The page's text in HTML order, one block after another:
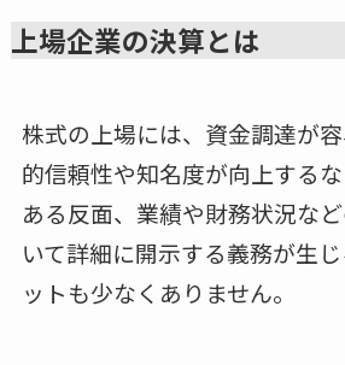
上場企業の決算とは
株式の上場には、資金調達が
的信頼性や知名度が向上する
ある反面、業績や財務状況な
いて詳細に開示する義務が生
ットも少なくありません。